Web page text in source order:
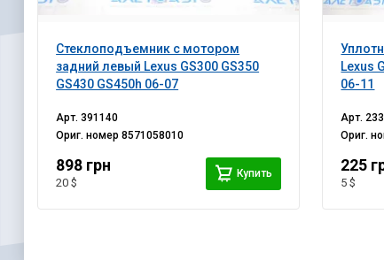
Стеклоподъемник с мотором
задний левый Lexus GS300 GS350
GS430 GS450h 06-07
Арт.391140
Ориг. номер8571058010
898 грн
20 $
Купить
Lexus
06-11
Арт.
Ориг.
225
5 $